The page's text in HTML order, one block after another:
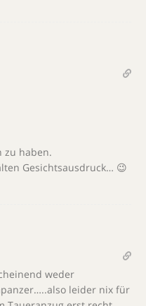
zu haben.
Gesichtsausdruck… 😉
weder
leider nix für